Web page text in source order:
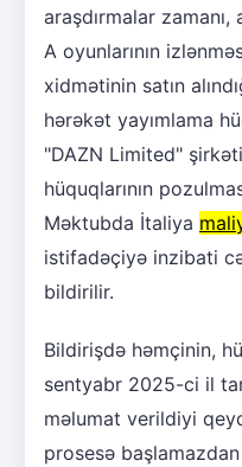
araşdırmalar
A oyunlarının
xidmətinin satın
hərəkət yayımlama
"DAZN Limited"
hüquqlarının
Məktubda İtaliya
istifadəçiyə inzibati
bildirilir.
Bildirişdə həmçinin,
sentyabr 2025-ci il
məlumat verildiyi
prosesə